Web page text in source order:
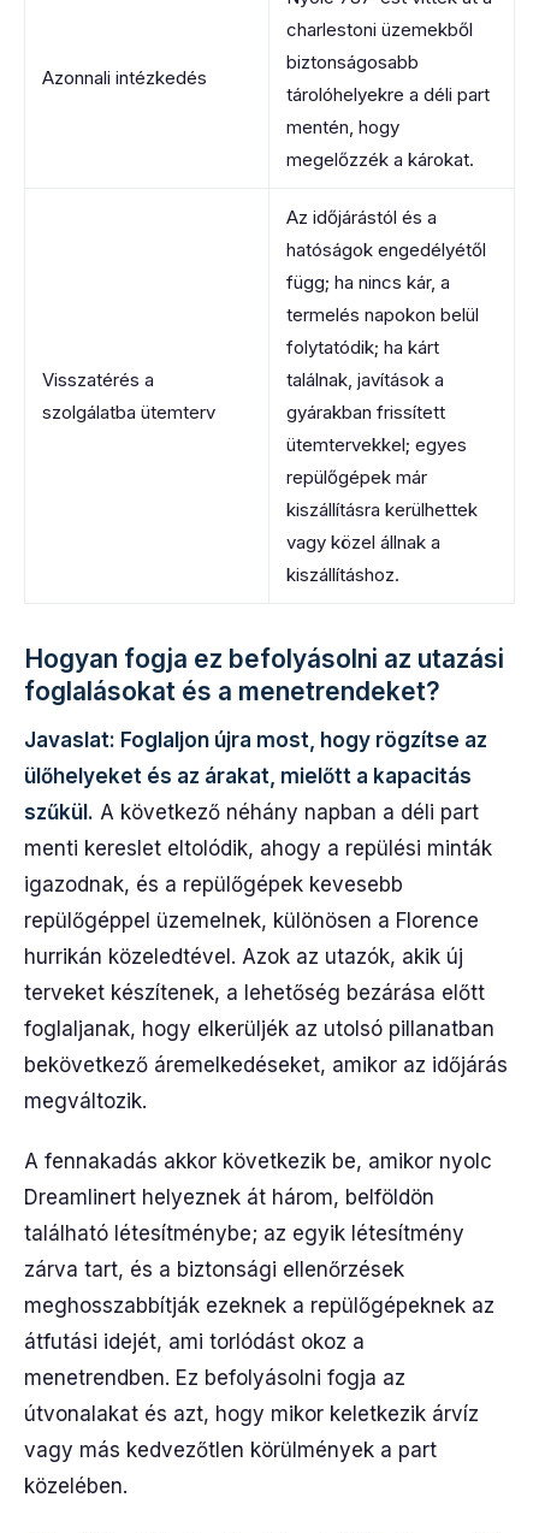
Azonnali intézkedés
charlestoni üzemekből
biztonságosabb
tárolóhelyekre a déli part
mentén, hogy
megelőzzék a károkat.
Visszatérés a
szolgálatba ütemterv
Az időjárástól és a
hatóságok engedélyétől
függ; ha nincs kár, a
termelés napokon belül
folytatódik; ha kárt
találnak, javítások a
gyárakban frissített
ütemtervekkel; egyes
repülőgépek már
kiszállításra kerülhettek
vagy közel állnak a
kiszállításhoz.
Hogyan fogja ez befolyásolni az utazási
foglalásokat és a menetrendeket?
Javaslat: Foglaljon újra most, hogy rögzítse az
ülőhelyeket és az árakat, mielőtt a kapacitás
szűkül. A következő néhány napban a déli part
menti kereslet eltolódik, ahogy a repülési minták
igazodnak, és a repülőgépek kevesebb
repülőgéppel üzemelnek, különösen a Florence
hurrikán közeledtével. Azok az utazók, akik új
terveket készítenek, a lehetőség bezárása előtt
foglaljanak, hogy elkerüljék az utolsó pillanatban
bekövetkező áremelkedéseket, amikor az időjárás
megváltozik.
A fennakadás akkor következik be, amikor nyolc
Dreamlinert helyeznek át három, belföldön
található létesítménybe; az egyik létesítmény
zárva tart, és a biztonsági ellenőrzések
meghosszabbítják ezeknek a repülőgépeknek az
átfutási idejét, ami torlódást okoz a
menetrendben. Ez befolyásolni fogja az
útvonalakat és azt, hogy mikor keletkezik árvíz
vagy más kedvezőtlen körülmények a part
közelében.